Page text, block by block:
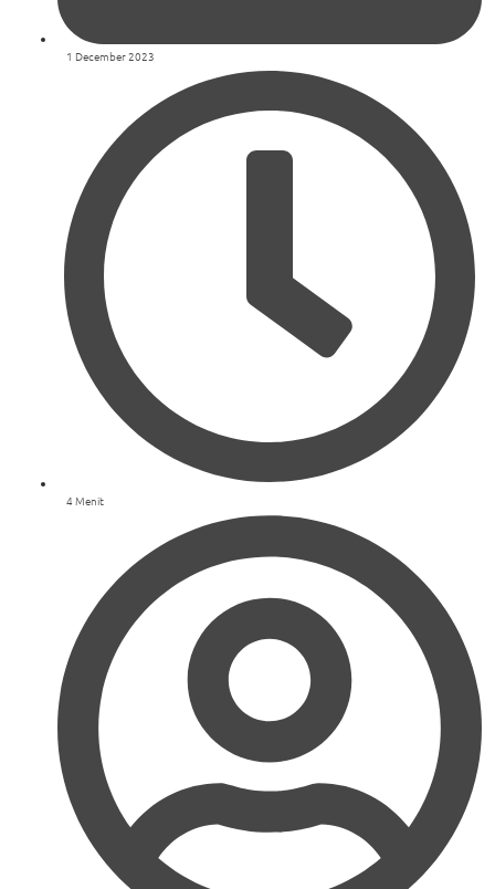
1 December 2023
4 Menit